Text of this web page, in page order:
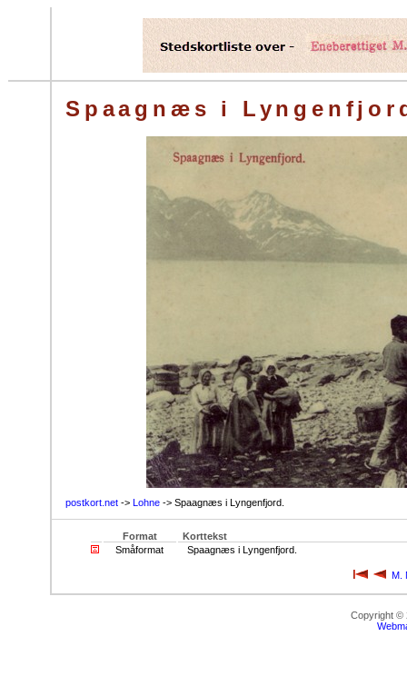
Spaagnæs i
postkort.net -> Lohne -> Spaagnæs i Lyngenfjord.
Format
Korttekst
Småformat
Spaagnæs i Lyngenfjord.
M.
Copyright ©